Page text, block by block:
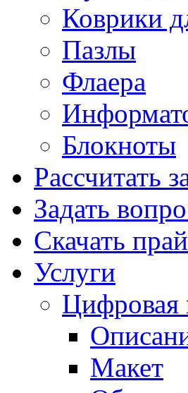
Коврики
Пазлы
Флаера
Блокноты
Рассчитать
Задать
Скачать
Услуги
Цифровая
Макет